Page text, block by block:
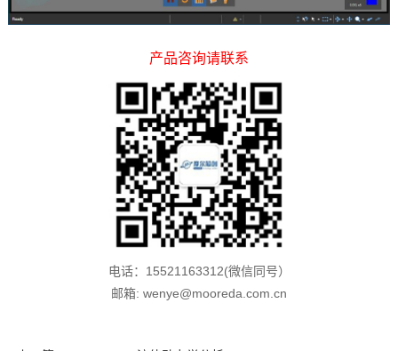
产品咨询请联系
电话：15521163312(微信同号）
邮箱: wenye@mooreda.com.cn